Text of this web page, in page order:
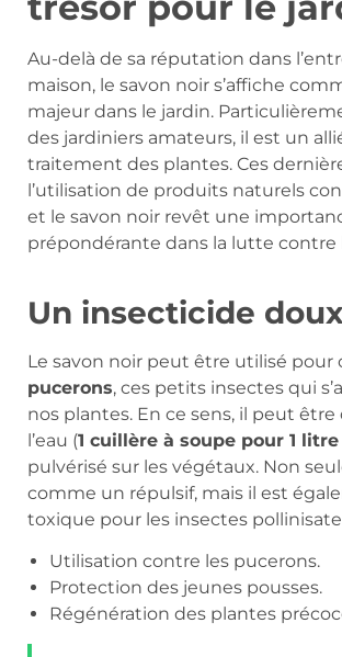
Au-delà de sa réputation dans
maison, le savon noir s’affiche
majeur dans le jardin.
des jardiniers amateurs, il est un
traitement des plantes. Ces
l’utilisation de produits naturels
et le savon noir revêt une
prépondérante dans la lutte contre
Un insecticide
Le savon noir peut être utilisé pour
pucerons, ces petits insectes qui
nos plantes. En ce sens, il peut
l’eau (1 cuillère à soupe pour 1 litre
pulvérisé sur les végétaux. Non
comme un répulsif, mais il est
toxique pour les insectes
Utilisation contre les pucerons.
Protection des jeunes pousses.
Régénération des plantes